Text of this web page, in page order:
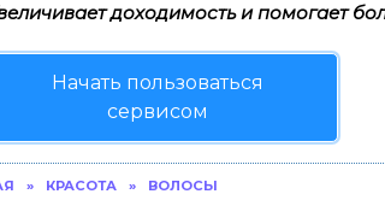
доходимость и помогает
Начать пользоваться
сервисом
» КРАСОТА » ВОЛОСЫ